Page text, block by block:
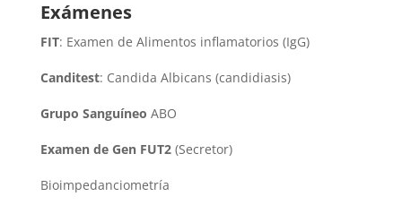
Exámenes
FIT: Examen de Alimentos inflamatorios (IgG)
Canditest: Candida Albicans (candidiasis)
Grupo Sanguíneo ABO
Examen de Gen FUT2(Secretor)
Bioimpedanciometría